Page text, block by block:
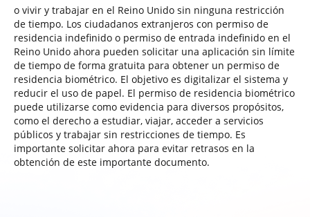
o vivir y trabajar en el Reino Unido sin ninguna restricción
de tiempo. Los ciudadanos extranjeros con permiso de
residencia indefinido o permiso de entrada indefinido en el
Reino Unido ahora pueden solicitar una aplicación sin límite
de tiempo de forma gratuita para obtener un permiso de
residencia biométrico. El objetivo es digitalizar el sistema y
reducir el uso de papel. El permiso de residencia biométrico
puede utilizarse como evidencia para diversos propósitos,
como el derecho a estudiar, viajar, acceder a servicios
públicos y trabajar sin restricciones de tiempo. Es
importante solicitar ahora para evitar retrasos en la
obtención de este importante documento.